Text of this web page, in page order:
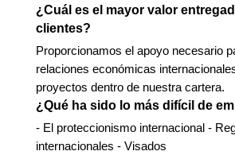
¿Cuál es el mayor valor
clientes?
Proporcionamos el apoyo necesario
relaciones económicas
proyectos dentro de nuestra cartera.
¿Qué ha sido lo más difícil de
- El proteccionismo internacional -
internacionales - Visados